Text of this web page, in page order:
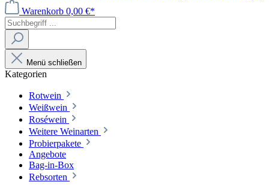
Warenkorb 0,00 €*
Menü schließen
Kategorien
Rotwein
Weißwein
Roséwein
Weitere Weinarten
Probierpakete
Angebote
Bag-in-Box
Rebsorten